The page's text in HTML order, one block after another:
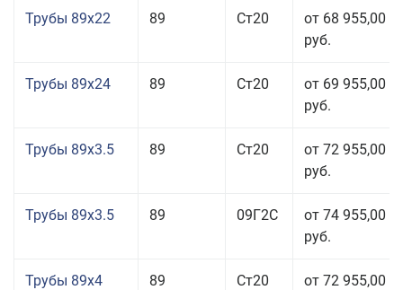
Трубы 89x22 89 Ст20
от 68 955,00
руб.
Трубы 89x24 89 Ст20
от 69 955,00
руб.
Трубы 89x3.5 89 Ст20
от 72 955,00
руб.
Трубы 89x3.5 89 09Г2С
от 74 955,00
руб.
Трубы 89x4 89 Ст20
от 72 955,00